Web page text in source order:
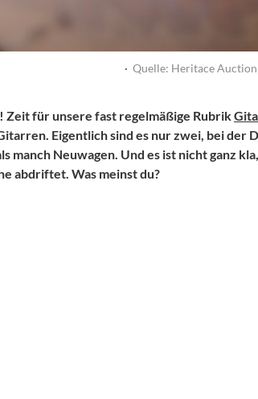
· Quelle: Heritace
Zeit für unsere fast regelmäßige Rubrik
Eigentlich sind es nur zwei, bei der
manch Neuwagen. Und es ist nicht ganz
abdriftet. Was meinst du?